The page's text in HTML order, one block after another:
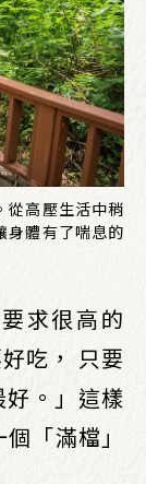
從高壓生活中稍
身體有了喘息的
求很高的
吃， 只要
。」這樣
「滿檔」